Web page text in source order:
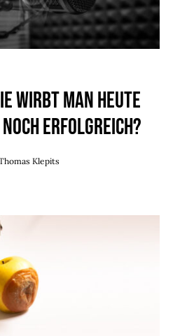
Kontakt
wirbt man heute
erfolgreich?
Klepits